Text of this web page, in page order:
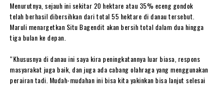
‎Menurutnya, sejauh ini sekitar 20 hektare atau 35% eceng gondok
telah berhasil dibersihkan dari total 55 hektare di danau tersebut.
Maruli menargetkan Situ Bagendit akan bersih total dalam dua hingga
tiga bulan ke depan.
‎“Khususnya di danau ini saya kira peningkatannya luar biasa, respons
masyarakat juga baik, dan juga ada cabang olahraga yang menggunakan
perairan tadi. Mudah-mudahan ini bisa kita yakinkan bisa lanjut selesai